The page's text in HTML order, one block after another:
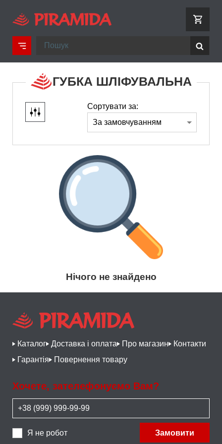
ГУБКА ШЛІФУВАЛЬНА
Сортувати за:
Нічого не знайдено
Каталог Доставка і оплата Про магазин
Контакти
Гарантія
Повернення товару
Хочете, зателефонуємо Вам?
Я не робот Замовити